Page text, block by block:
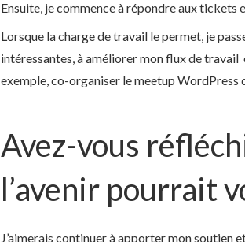
Ensuite, je commence à répondre aux tickets
Lorsque la charge de travail le permet, je
intéressantes, à améliorer mon flux de travail
exemple, co-organiser le meetup WordPress
Avez-vous
l’avenir pourrait
J’aimerais continuer à apporter mon soutien